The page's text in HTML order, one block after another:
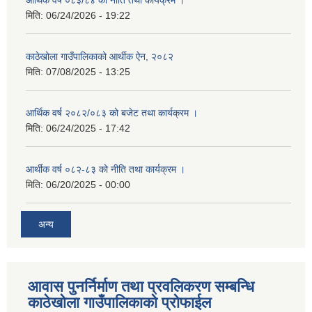
मिति: 06/24/2026 - 19:22
काठेखोला गाउँपालिकाको आर्थीक ऐन, २०८२
मिति: 07/08/2025 - 13:25
आर्थिक वर्ष २०८२/०८३ को बजेट तथा कार्यक्रम ।
मिति: 06/24/2025 - 17:42
आर्थीक वर्ष ०८२-८३ को नीति तथा कार्यक्रम ।
मिति: 06/20/2025 - 00:00
अन्य
आवास पुनर्निर्माण तथा प्रवलिकरण सम्बन्धि
काठेखोला गाउँपालिकाको प्रोफाईल